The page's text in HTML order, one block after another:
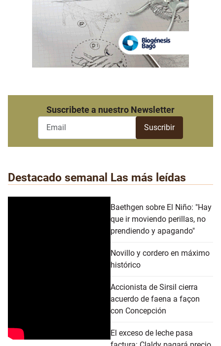
Suscribete a nuestro Newsletter
Destacado semanal Las más leídas
Baethgen sobre El Niño: "Hay
que ir moviendo perillas, no
prendiendo y apagando"
Novillo y cordero en máximo
histórico
Accionista de Sirsil cierra
acuerdo de faena a façon
con Concepción
El exceso de leche pasa